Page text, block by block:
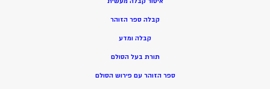
קבלה ספר הזוהר
קבלה ומדע
תורת בעל הסולם
ספר הזוהר עם פירוש הסולם